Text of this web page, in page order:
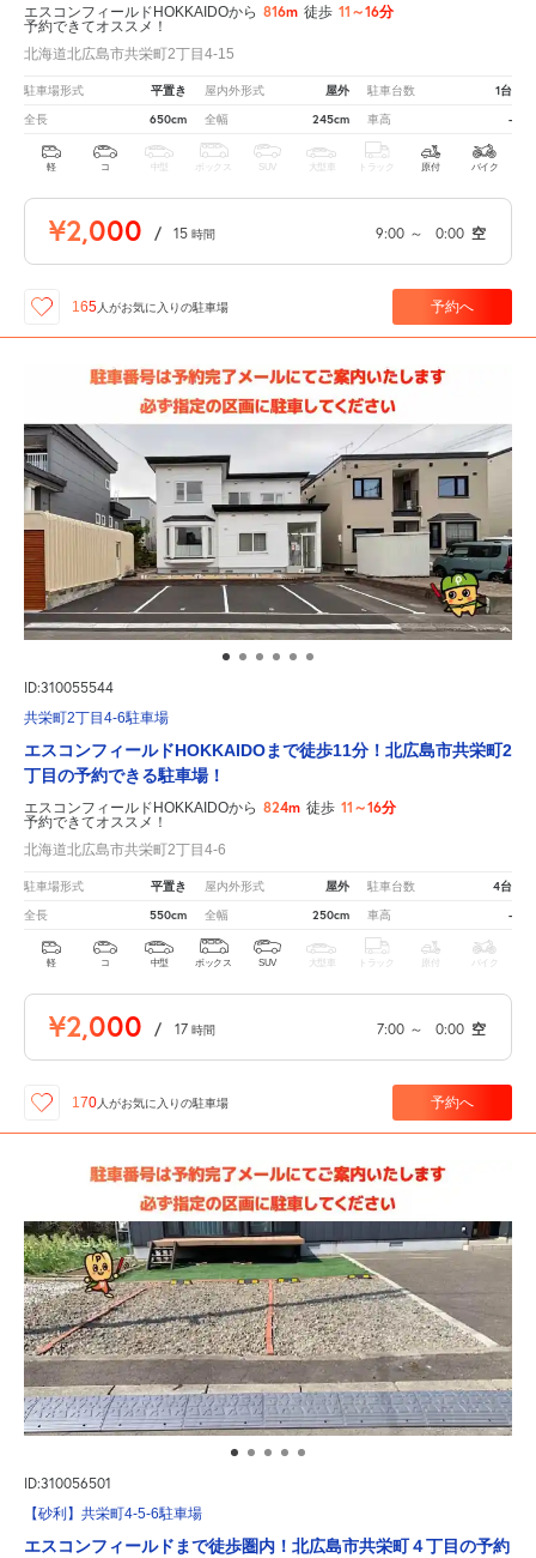
エスコンフィールドHOKKAIDOから 816m 徒歩 11～16分
予約できてオススメ！
北海道北広島市共栄町2丁目4-15
駐車場形式 平置き 屋内外形式 屋外 駐車台数 1台
全長 650cm 全幅 245cm 車高 -
軽 コ 中型 ボックス SUV 大型車 トラック 原付 バイク
¥2,000 / 15 時間 9:00 ～ 0:00 空
165 人がお気に入りの駐車場 予約へ
ID:310055544
共栄町2丁目4-6駐車場
エスコンフィールドHOKKAIDOまで徒歩11分！北広島市共栄町2
丁目の予約できる駐車場！
エスコンフィールドHOKKAIDOから 824m 徒歩 11～16分
予約できてオススメ！
北海道北広島市共栄町2丁目4-6
駐車場形式 平置き 屋内外形式 屋外 駐車台数 4台
全長 550cm 全幅 250cm 車高 -
軽 コ 中型 ボックス SUV 大型車 トラック 原付 バイク
¥2,000 / 17 時間 7:00 ～ 0:00 空
170 人がお気に入りの駐車場 予約へ
ID:310056501
【砂利】共栄町4-5-6駐車場
エスコンフィールドまで徒歩圏内！北広島市共栄町４丁目の予約